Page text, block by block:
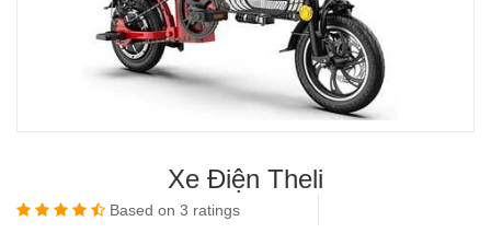
Xe Điện Theli
Based on 3 ratings